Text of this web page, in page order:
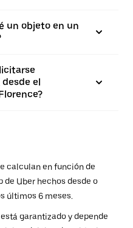
un objeto en un
el
calculan en función de
de Uber hechos desde o
últimos 6 meses.
garantizado y depende